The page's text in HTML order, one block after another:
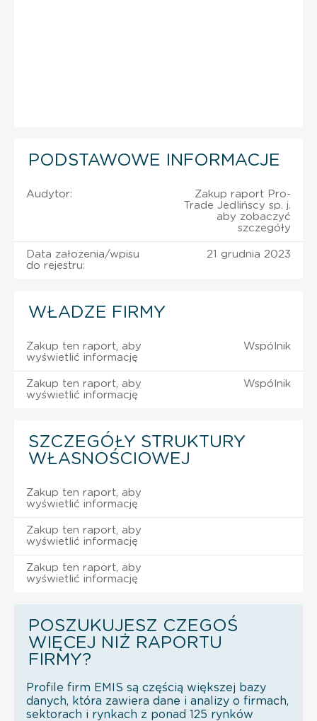
PODSTAWOWE INFORMACJE
Audytor:
Zakup raport Pro-
Trade Jedlińscy sp. j.
aby zobaczyć
szczegóły
Data założenia/wpisu
do rejestru:
21 grudnia 2023
WŁADZE FIRMY
Zakup ten raport, aby
wyświetlić informację
Wspólnik
Zakup ten raport, aby
wyświetlić informację
Wspólnik
SZCZEGÓŁY STRUKTURY
WŁASNOŚCIOWEJ
Zakup ten raport, aby
wyświetlić informację
Zakup ten raport, aby
wyświetlić informację
Zakup ten raport, aby
wyświetlić informację
POSZUKUJESZ CZEGOŚ
WIĘCEJ NIŻ RAPORTU
FIRMY?
Profile firm EMIS są częścią większej bazy
danych, która zawiera dane i analizy o firmach,
sektorach i rynkach z ponad 125 rynków